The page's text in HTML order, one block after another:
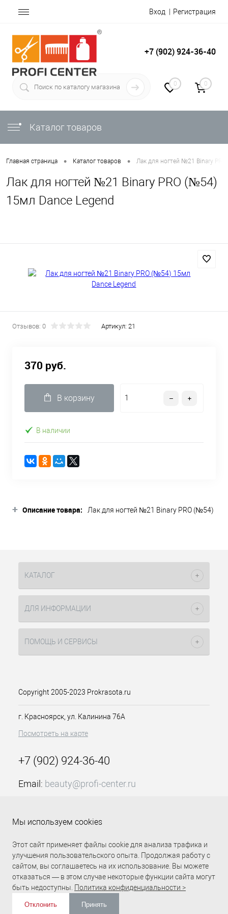
Вход Регистрация
+7 (902) 924-36-40
0 0
Каталог товаров
Главная страница • Каталог товаров • Лак для ногтей №21 Binary
Лак для ногтей №21 Binary PRO (№54)
15мл Dance Legend
Отзывов: 0 Артикул: 21
370 руб.
В корзину
В наличии
+ Описание товара:
Лак для ногтей №21 Binary PRO (№54)
КАТАЛОГ
ДЛЯ ИНФОРМАЦИИ
ПОМОЩЬ И СЕРВИСЫ
Copyright 2005-2023 Prokrasota.ru
г. Красноярск, ул. Калинина 76А
Посмотреть на карте
+7 (902) 924-36-40
Email: beauty@profi-center.ru
Прямая связь Profi Center
Мы используем cookies
Этот сайт применяет файлы cookie для анализа трафика и
улучшения пользовательского опыта. Продолжая работу с
сайтом, вы соглашаетесь на их использование. Вы можете
отказаться — в этом случае некоторые функции сайта могут
быть недоступны. Политика конфиденциальности >
Отклонить Принять